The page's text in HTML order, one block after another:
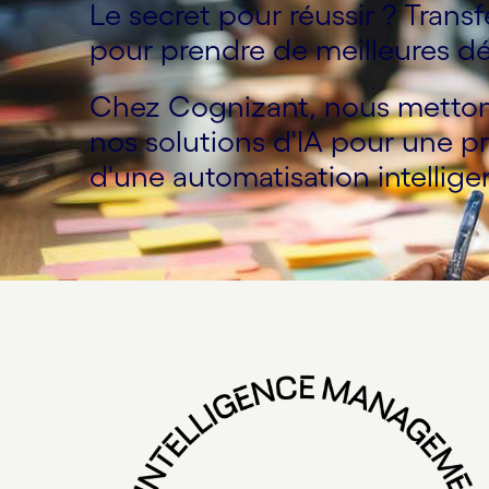
Le secret pour réussir ?
pour prendre de meilleures
Chez Cognizant, nous
nos solutions d'IA pour une
d'une automatisation